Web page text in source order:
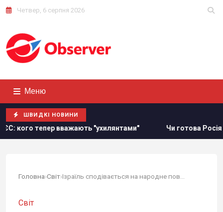
Четвер, 6 серпня 2026
Меню
ШВИДКІ НОВИНИ
"ухилянтами" Чи готова Росія до українських
Головна›Світ›
Світ